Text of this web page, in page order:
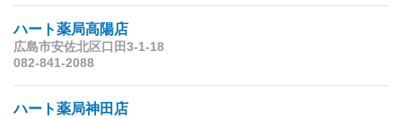
ハート薬局高陽店
広島市安佐北区口田3-1-18
082-841-2088
ハート薬局神田店